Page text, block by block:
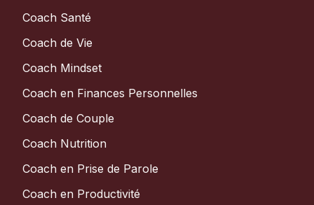
Coach Santé
Coach de Vie
Coach Mindset
Coach en Finances Personnelles
Coach de Couple
Coach Nutrition
Coach en Prise de Parole
Coach en Productivité